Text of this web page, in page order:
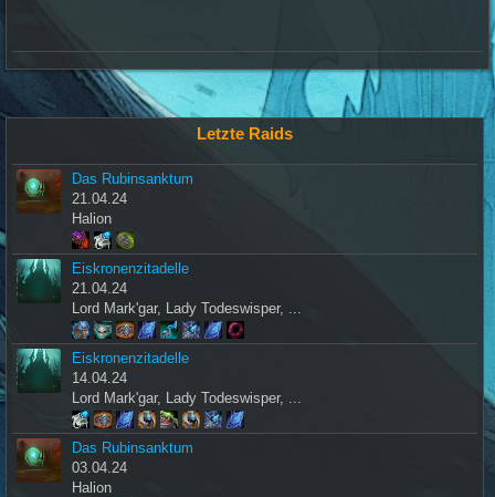
Letzte Raids
Das Rubinsanktum
21.04.24
Halion
Eiskronenzitadelle
21.04.24
Lord Mark'gar, Lady Todeswisper, ...
Eiskronenzitadelle
14.04.24
Lord Mark'gar, Lady Todeswisper, ...
Das Rubinsanktum
03.04.24
Halion